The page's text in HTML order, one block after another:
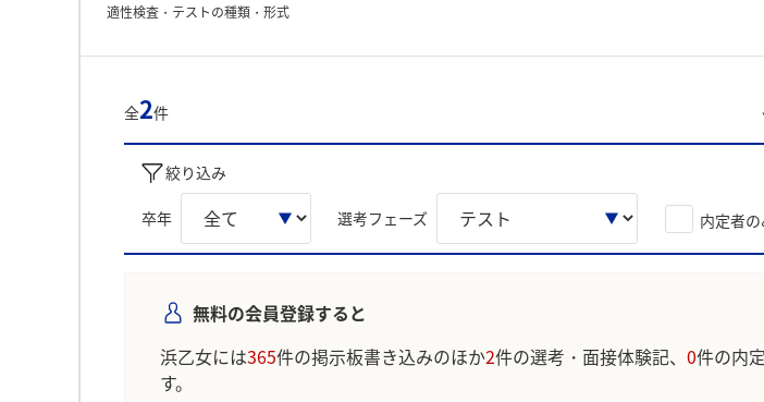
Vote
適性検査・テストの種類・形式
全2件
絞り込み
卒年 選考フェーズ 内定者の
無料の会員登録すると
浜乙女には365件の掲示板書き込みのほか2件の選考・面接体験記、 0件の内
す。